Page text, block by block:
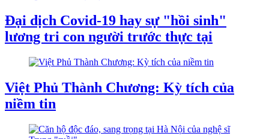
Đại dịch Covid-19 hay sự "hồi sinh"
lương tri con người trước thực tại
Việt Phủ Thành Chương: Kỳ tích của
niềm tin